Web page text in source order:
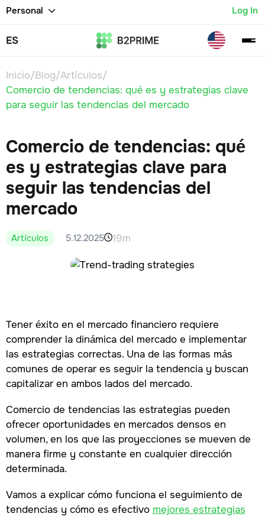
Personal Log In
ES
Inicio/Blog/Artículos/
Comercio de tendencias: qué es y estrategias clave
para seguir las tendencias del mercado
Comercio de tendencias: qué
es y estrategias clave para
seguir las tendencias del
mercado
Artículos 5.12.2025 19m
Tener éxito en el mercado financiero requiere
comprender la dinámica del mercado e implementar
las estrategias correctas. Una de las formas más
comunes de operar es seguir la tendencia y buscan
capitalizar en ambos lados del mercado.
Comercio de tendencias las estrategias pueden
ofrecer oportunidades en mercados densos en
volumen, en los que las proyecciones se mueven de
manera firme y constante en cualquier dirección
determinada.
Vamos a explicar cómo funciona el seguimiento de
tendencias y cómo es efectivo mejores estrategias